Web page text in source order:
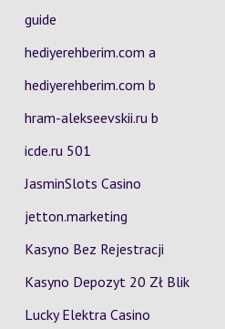
guide
hediyerehberim.com a
hediyerehberim.com b
hram-alekseevskii.ru b
icde.ru 501
JasminSlots Casino
jetton.marketing
Kasyno Bez Rejestracji
Kasyno Depozyt 20 Zł Blik
Lucky Elektra Casino